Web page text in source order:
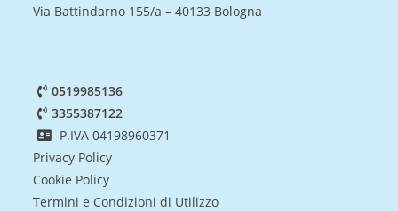
Via Battindarno 155/a – 40133 Bologna
0519985136
3355387122
P.IVA 04198960371
Privacy Policy
Cookie Policy
Termini e Condizioni di Utilizzo